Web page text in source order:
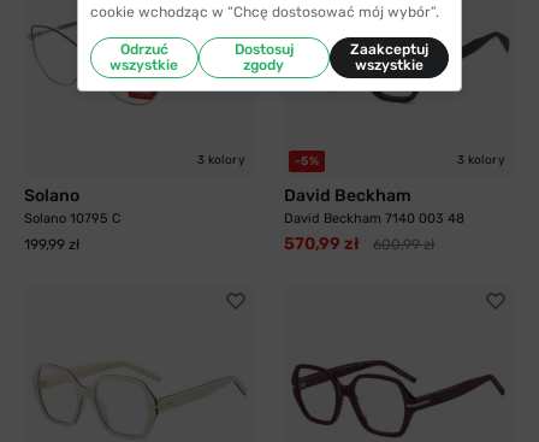
3 kolory
Solano
Solano 10795 C
199,99 zł
-5% 3 kolory
David Beckham
David Beckham 7140 003 48
570,99 zł 600,99 zł
cookie wchodząc w “Chcę dostosować mój wybór”.
Odrzuć
wszystkie
Dostosuj
zgody
Zaakceptuj
wszystkie